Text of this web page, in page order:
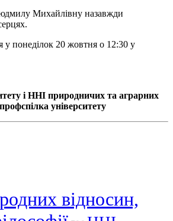
Михайлівну назавжди
у понеділок 20 жовтня о 12:30 у
і ННІ природничих та аграрних
університету
відносин,